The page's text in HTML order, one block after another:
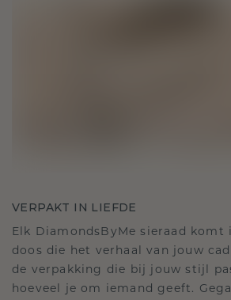
VERPAKT IN LIEFDE
Elk DiamondsByMe sieraad komt
doos die het verhaal van jouw
de verpakking die bij jouw stijl
hoeveel je om iemand geeft.